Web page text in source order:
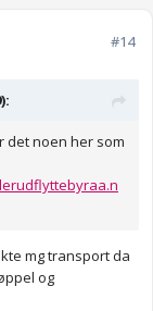
#14
det noen her som
mg transport da
og